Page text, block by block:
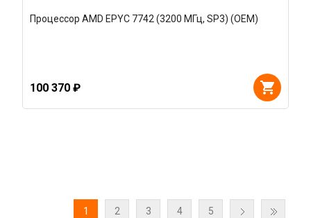
Процессор AMD EPYC 7742 (3200 МГц, SP3) (OEM)
100 370 ₽
1 2 3 4 5